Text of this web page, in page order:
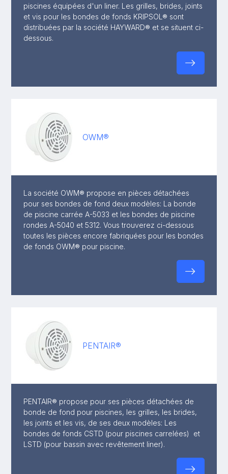
piscines équipées d'un liner. Les grilles, brides, joints
et vis pour les bondes de fonds KRIPSOL® sont
distribuées par la société HAYWARD® et se situent ci-
dessous.
OWM®
La société OWM® propose en pièces détachées
pour ses bondes de fond deux modèles: La bonde
de piscine carrée A-5033 et les bondes de piscine
rondes A-5040 et 5312. Vous trouverez ci-dessous
toutes les pièces encore fabriquées pour les bondes
de fonds OWM® pour piscine.
PENTAIR®
PENTAIR® propose pour ses pièces détachées de
bonde de fond pour piscines, les grilles, les brides,
les joints et les vis, de ses deux modèles: Les
bondes de fonds CSTD (pour piscines carrelées) et
LSTD (pour bassin avec revêtement liner).